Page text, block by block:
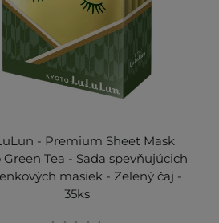
- Premium Sheet Mask
Green Tea - Sada spevňujúcich
masiek - Zelený čaj -
35ks